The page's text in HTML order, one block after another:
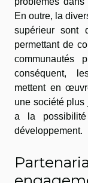
En outre, la
supérieur sont
permettant de
communautés
conséquent,
mettent en
une société
a la
développement.